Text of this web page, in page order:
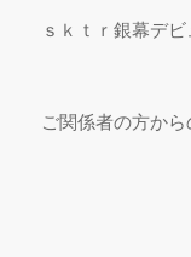
ｓｋｔｒ銀幕デ
ご関係者の方から